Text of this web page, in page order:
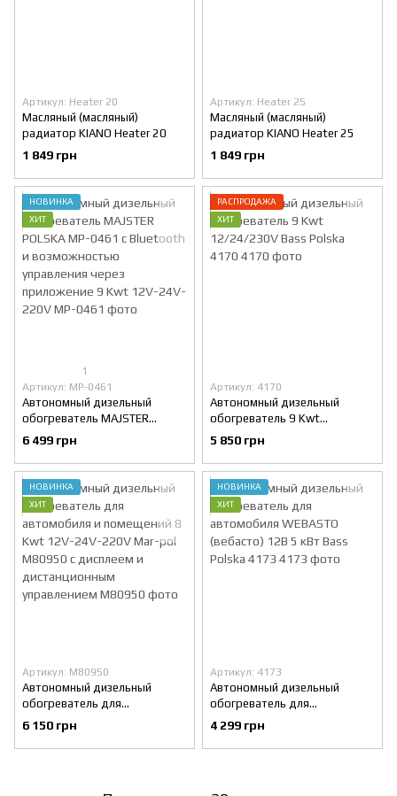
Артикул: Heater 20
Масляный (масляный)
радиатор KIANO Heater 20
1 849 грн
Артикул: Heater 25
Масляный (масляный)
радиатор KIANO Heater 25
1 849 грн
НОВИНКА
ХИТ
1
Артикул: MP-0461
Автономный дизельный
обогреватель MAJSTER
POLSKA MP-0461 с Bluetooth
и возможностью управления
через приложение 9 Kwt 12V-
24V-220V
6 499 грн
РАСПРОДАЖА
ХИТ
Артикул: 4170
Автономный дизельный
обогреватель 9 Kwt
12/24/230V Bass Polska 4170
5 850 грн
НОВИНКА
ХИТ
Артикул: M80950
Автономный дизельный
обогреватель для
автомобиля и помещений 8
Kwt 12V-24V-220V Mar-pol
M80950 с дисплеем и
6 150 грн
НОВИНКА
ХИТ
Артикул: 4173
Автономный дизельный
обогреватель для
автомобиля WEBASTO
(вебасто) 12В 5 кВт Bass
Polska 4173
4 299 грн